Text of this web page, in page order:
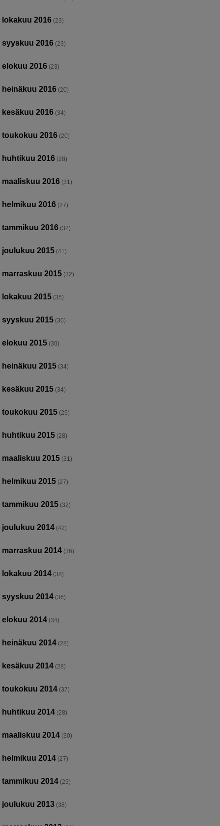
lokakuu 2016 (23)
syyskuu 2016 (23)
elokuu 2016 (23)
heinäkuu 2016 (20)
kesäkuu 2016 (34)
toukokuu 2016 (20)
huhtikuu 2016 (28)
maaliskuu 2016 (31)
helmikuu 2016 (27)
tammikuu 2016 (32)
joulukuu 2015 (41)
marraskuu 2015 (32)
lokakuu 2015 (35)
syyskuu 2015 (30)
elokuu 2015 (30)
heinäkuu 2015 (34)
kesäkuu 2015 (34)
toukokuu 2015 (29)
huhtikuu 2015 (28)
maaliskuu 2015 (31)
helmikuu 2015 (27)
tammikuu 2015 (32)
joulukuu 2014 (42)
marraskuu 2014 (36)
lokakuu 2014 (38)
syyskuu 2014 (36)
elokuu 2014 (34)
heinäkuu 2014 (28)
kesäkuu 2014 (28)
toukokuu 2014 (37)
huhtikuu 2014 (28)
maaliskuu 2014 (30)
helmikuu 2014 (27)
tammikuu 2014 (23)
joulukuu 2013 (38)